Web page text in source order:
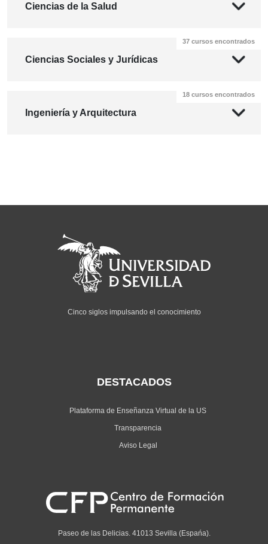
Ciencias de la Salud
Ciencias Sociales y Jurídicas
37 cursos encontrados
Ingeniería y Arquitectura
18 cursos encontrados
Cinco siglos impulsando el conocimiento
DESTACADOS
Plataforma de Enseñanza Virtual de la US
Transparencia
Aviso Legal
Paseo de las Delicias. 41013 Sevilla (Espańa).